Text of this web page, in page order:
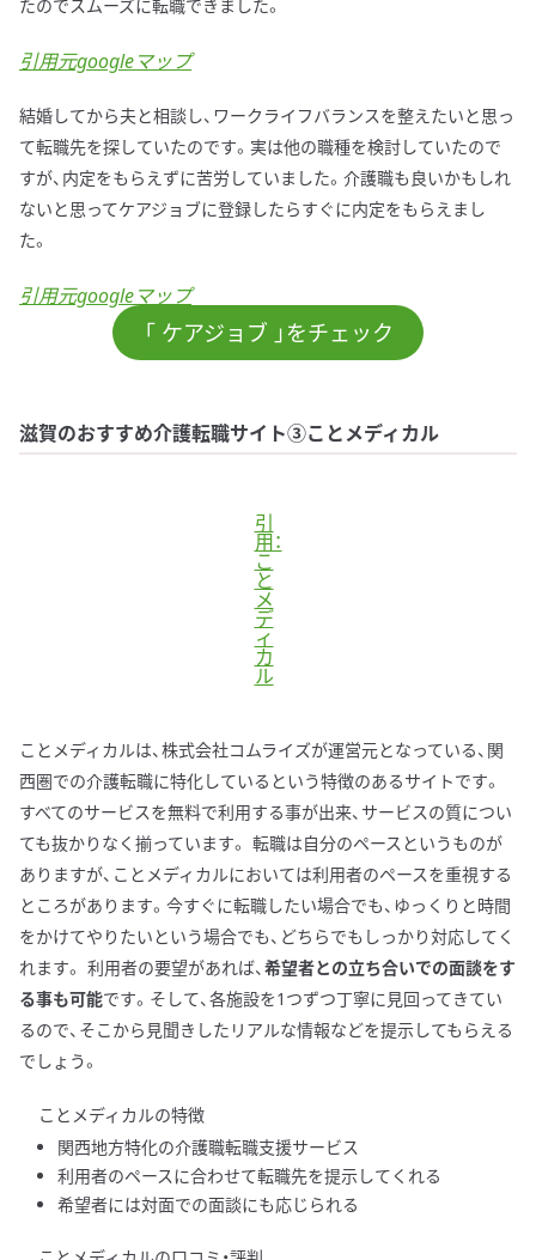
たのでスムーズに転職できました。
引用元googleマップ
結婚してから夫と相談し、ワークライフバランスを整えたいと思っ
て転職先を探していたのです。実は他の職種を検討していたので
すが、内定をもらえずに苦労していました。介護職も良いかもしれ
ないと思ってケアジョブに登録したらすぐに内定をもらえまし
た。
引用元googleマップ
「 ケアジョブ 」をチェック
滋賀のおすすめ介護転職サイト③ことメディカル
引
用：
こ
と
メ
デ
ィ
カ
ル
ことメディカルは、株式会社コムライズが運営元となっている、関
西圏での介護転職に特化しているという特徴のあるサイトです。
すべてのサービスを無料で利用する事が出来、サービスの質につい
ても抜かりなく揃っています。 転職は自分のペースというものが
ありますが、ことメディカルにおいては利用者のペースを重視する
ところがあります。今すぐに転職したい場合でも、ゆっくりと時間
をかけてやりたいという場合でも、どちらでもしっかり対応してく
れます。 利用者の要望があれば、希望者との立ち合いでの面談をす
る事も可能です。そして、各施設を1つずつ丁寧に見回ってきてい
るので、そこから見聞きしたリアルな情報などを提示してもらえる
でしょう。
ことメディカルの特徴
関西地方特化の介護職転職支援サービス
利用者のペースに合わせて転職先を提示してくれる
希望者には対面での面談にも応じられる